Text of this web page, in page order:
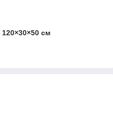
120×30×50 см